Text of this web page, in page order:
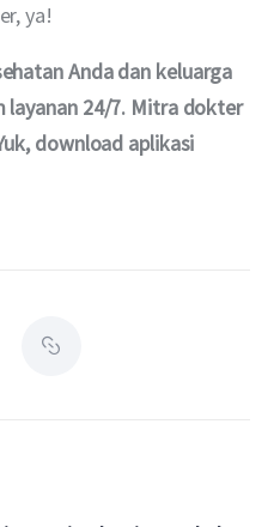
ya!
Anda dan keluarga
layanan 24/7. Mitra dokter
download aplikasi